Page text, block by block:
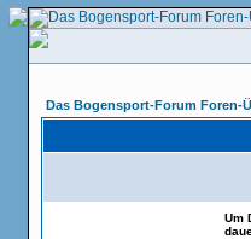
Das Bogensport-Forum Foren-
Um